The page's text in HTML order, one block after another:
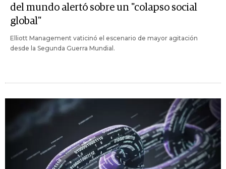
del mundo alertó sobre un "colapso social
global"
Elliott Management vaticinó el escenario de mayor agitación
desde la Segunda Guerra Mundial.